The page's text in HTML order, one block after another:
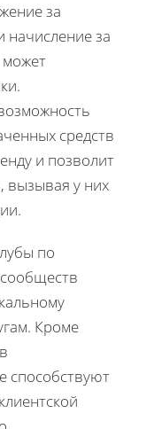
за
начисление за
может
средств
и позволит
вызывая у них
по
Кроме
способствуют